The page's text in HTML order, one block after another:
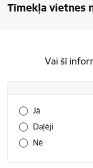
Tīmekļa vietnes
Vai šī
Vai šī informācija
Jā
Daļēji
Nē